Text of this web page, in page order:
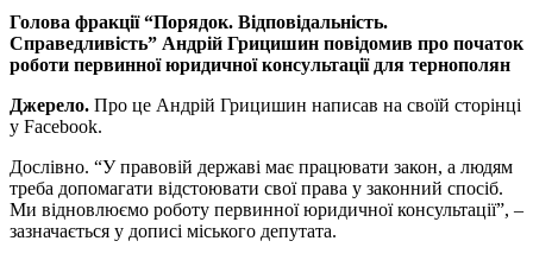
Голова фракції “Порядок. Відповідальність.
Справедливість” Андрій Грицишин повідомив про початок
роботи первинної юридичної консультації для тернополян
Джерело. Про це Андрій Грицишин написав на своїй сторінці
у Facebook.
Дослівно. “У правовій державі має працювати закон, а людям
треба допомагати відстоювати свої права у законний спосіб.
Ми відновлюємо роботу первинної юридичної консультації”, –
зазначається у дописі міського депутата.